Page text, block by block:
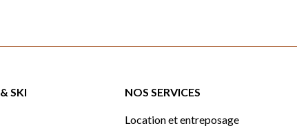
SKI NOS SERVICES
Location et entreposage